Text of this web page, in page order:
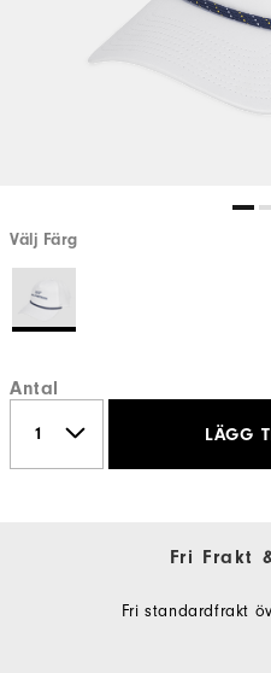
Välj Färg
Antal
LÄGG
Fri Frakt
Fri standardfrakt